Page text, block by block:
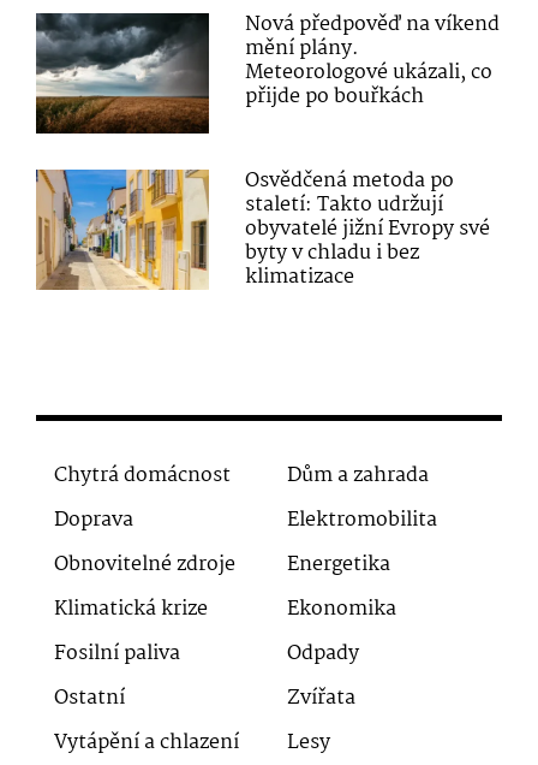
Nová předpověď na víkend
mění plány.
Meteorologové ukázali, co
přijde po bouřkách
Osvědčená metoda po
staletí: Takto udržují
obyvatelé jižní Evropy své
byty v chladu i bez
klimatizace
Chytrá domácnost
Dům a zahrada
Doprava
Elektromobilita
Obnovitelné zdroje
Energetika
Klimatická krize
Ekonomika
Fosilní paliva
Odpady
Ostatní
Zvířata
Vytápění a chlazení
Lesy